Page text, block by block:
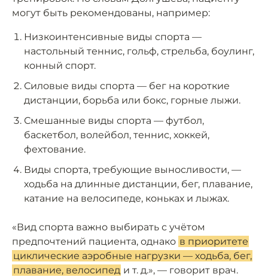
могут быть рекомендованы, например:
Низкоинтенсивные виды спорта —
настольный теннис, гольф, стрельба, боулинг,
конный спорт.
Силовые виды спорта — бег на короткие
дистанции, борьба или бокс, горные лыжи.
Смешанные виды спорта — футбол,
баскетбол, волейбол, теннис, хоккей,
фехтование.
Виды спорта, требующие выносливости, —
ходьба на длинные дистанции, бег, плавание,
катание на велосипеде, коньках и лыжах.
«Вид спорта важно выбирать с учётом
предпочтений пациента, однако в приоритете
циклические аэробные нагрузки — ходьба, бег,
плавание, велосипед и т. д.», — говорит врач.